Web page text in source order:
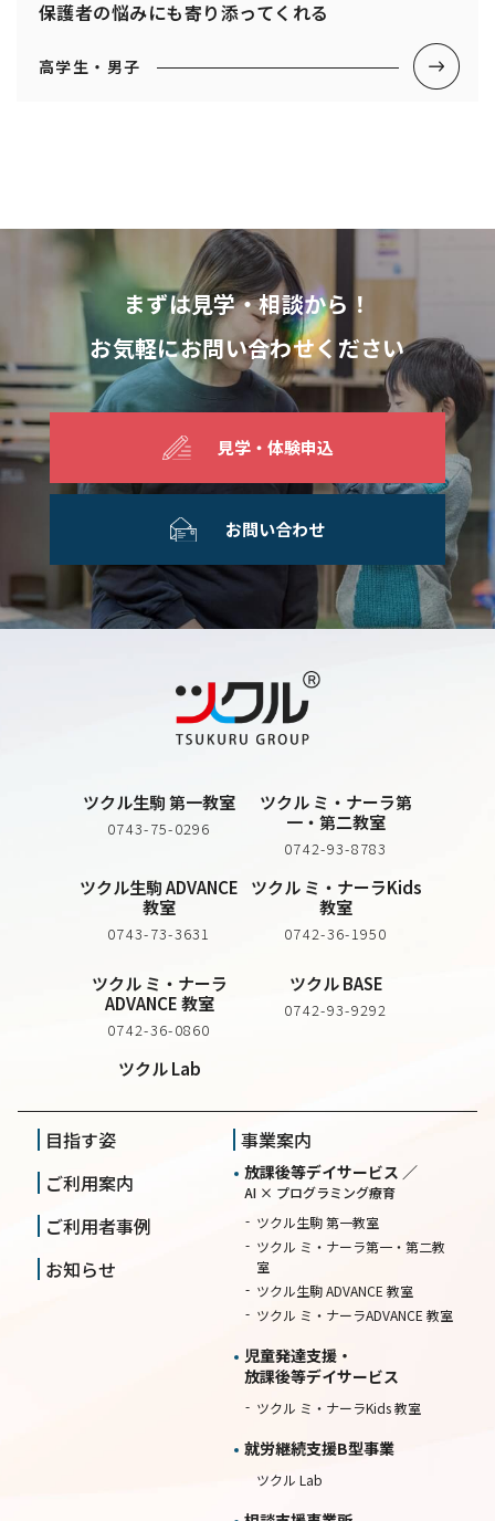
保護者の悩みにも寄り添ってくれる
高学生・男子
まずは見学・相談から！
お気軽にお問い合わせください
見学・体験申込
お問い合わせ
ツクル ミ・ナーラKids
教室
0742-36-1950
ツクル生駒 第一教室
0743-75-0296
ツクル ミ・ナーラ第
一・第二教室
0742-93-8783
ツクル生駒 ADVANCE
教室
0743-73-3631
ツクル ミ・ナーラ
ADVANCE 教室
0742-36-0860
ツクル Lab
ツクル BASE
0742-93-9292
目指す姿
ご利用案内
ご利用者事例
お知らせ
事業案内
放課後等デイサービス ／
AI × プログラミング療育
ツクル生駒 第一教室
ツクル ミ・ナーラ第一・第二教
室
ツクル生駒 ADVANCE 教室
ツクル ミ・ナーラADVANCE 教室
児童発達支援・
放課後等デイサービス
ツクル ミ・ナーラKids 教室
就労継続⽀援B型事業
ツクル Lab